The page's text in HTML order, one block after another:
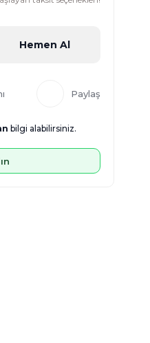
Hemen Al
Paylaş
bilgi alabilirsiniz.